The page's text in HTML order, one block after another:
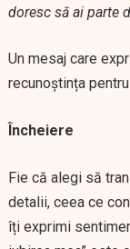
doresc să ai parte
Un mesaj care
recunoștința
Încheiere
Fie că alegi să
detalii, ceea ce
îți exprimi